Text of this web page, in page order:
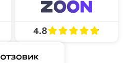
4.8